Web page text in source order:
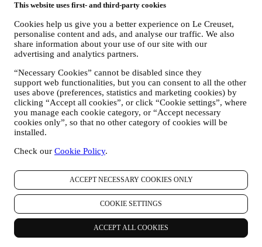
This website uses first- and third-party cookies
Cookies help us give you a better experience on Le Creuset,
personalise content and ads, and analyse our traffic. We also
share information about your use of our site with our
advertising and analytics partners.
“Necessary Cookies” cannot be disabled since they
support web functionalities, but you can consent to all the other
uses above (preferences, statistics and marketing cookies) by
clicking “Accept all cookies”, or click “Cookie settings”, where
you manage each cookie category, or “Accept necessary
cookies only”, so that no other category of cookies will be
installed.
Check our Cookie Policy.
ACCEPT NECESSARY COOKIES ONLY
COOKIE SETTINGS
ACCEPT ALL COOKIES
communications marketing personnalisées. Nous utilisons ces
accorder l’accès à des contenus spécifiques, personnaliser le
contenu des offres que vous consultez sur le Site web ou, si
vous avez choisi de souscrire à nos communications
marketing, pour vous adresser des communications/ messages
pertinents dont nous sommes convaincus qu’ils pourraient
vous intéresser. Il n’y aura aucun autre effet. L’usage des
cookies est soumis à votre consentement. Si vous ne souhaitez
pas recevoir ces informations, utilisées pour vous adresser des
annonces, contenus ou communications basés sur vos centres
d’intérêt, vous pouvez limiter l’usage des informations vous
concernant dans le cadre de vos actions en ligne en gérant vos
que certains cookies sont nécessaires pour utiliser le Site
annonces, offres ou communications. Vous continuerez de
génériques. Pour de plus amples informations sur l’usage que
nous faisons des cookies et sur la façon dont vous pouvez les
éliminer, nous vous invitons à consulter ici notrePolitique en
matière de Cookies.
AVIS PRODUITS :